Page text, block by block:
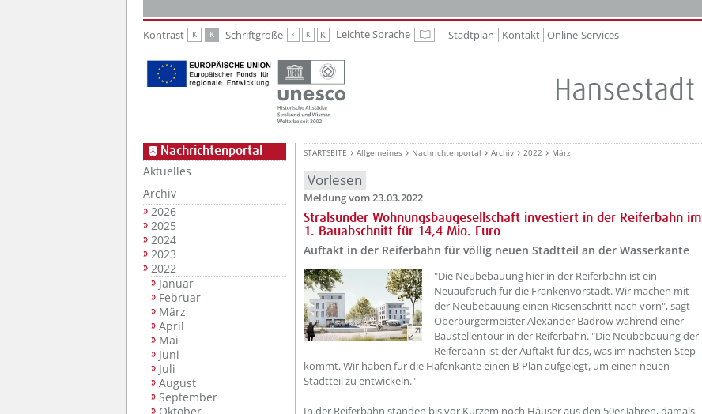
Kontrast K K Schriftgröße K K K Leichte Sprache Leichte Sprache
Stadtplan Kontakt Online-Services
Nachrichtenportal
Aktuelles
Archiv
2026
2025
2024
2023
2022
Januar
Februar
März
April
Mai
Juni
Juli
August
September
STARTSEITE Allgemeines Nachrichtenportal Archiv 2022 März
Vorlesen
Meldung vom 23.03.2022
Stralsunder Wohnungsbaugesellschaft investiert in der Reiferbahn im
1. Bauabschnitt für 14,4 Mio. Euro
Auftakt in der Reiferbahn für völlig neuen Stadtteil an der Wasserkante
??? absaetzeOben[1]/titel ???
"Die Neubebauung hier in der Reiferbahn ist ein
Neuaufbruch für die Frankenvorstadt. Wir machen mit
der Neubebauung einen Riesenschritt nach vorn", sagt
Oberbürgermeister Alexander Badrow während einer
Baustellentour in der Reiferbahn. "Die Neubebauung der
Reiferbahn ist der Auftakt für das, was im nächsten Step
kommt. Wir haben für die Hafenkante einen B-Plan aufgelegt, um einen neuen
Stadtteil zu entwickeln."
In der Reiferbahn standen bis vor Kurzem noch Häuser aus den 50er Jahren, damals